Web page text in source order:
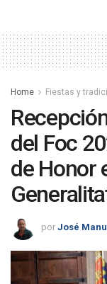
Home Fiestas y
del Foc
de Honor
por José